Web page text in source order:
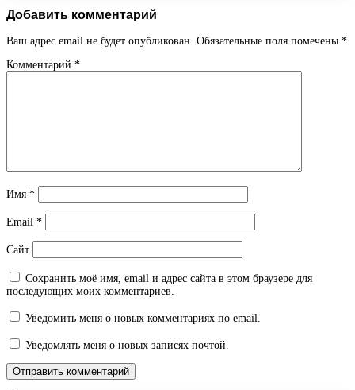
Добавить комментарий
Ваш адрес email не будет опубликован. Обязательные поля помечены *
Комментарий *
Имя *
Email *
Сайт
Сохранить моё имя, email и адрес сайта в этом браузере для
последующих моих комментариев.
Уведомить меня о новых комментариях по email.
Уведомлять меня о новых записях почтой.